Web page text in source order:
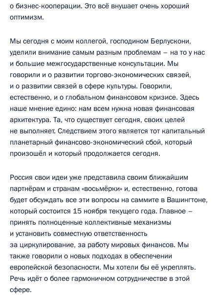
о бизнес-кооперации. Это всё внушает очень хороший
оптимизм.
Мы сегодня с моим коллегой, господином Берлускони,
уделили внимание самым разным проблемам – на то у нас
и большие межгосударственные консультации. Мы
говорили и о развитии торгово-экономических связей,
и о развитии связей в сфере культуры. Говорили,
естественно, и о глобальном финансовом кризисе. Здесь
наше мнение едино: нам всем нужна новая финансовая
архитектура. Та, что существует сегодня, своих целей
не выполняет. Следствием этого является тот капитальный
планетарный финансово-экономический сбой, который
произошёл и который продолжается сегодня.
Россия свои идеи уже представила своим ближайшим
партнёрам и странам «восьмёрки» и, естественно, готова
будет обсуждать все эти вопросы на саммите в Вашингтоне,
который состоится 15 ноября текущего года. Главное –
принять полноценные коллективные механизмы
и установить совместную ответственность
за циркулирование, за работу мировых финансов. Мы
также говорили о новых подходах в обеспечении
европейской безопасности. Мы хотели бы её укреплять.
Речь идёт о более гармоничном сотрудничестве в этой
сфере.